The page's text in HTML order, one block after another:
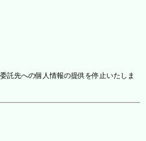
託先への個人情報の提供を停止いたしま